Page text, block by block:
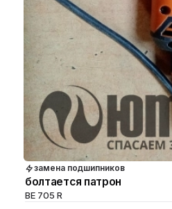
замена подшипников
болтается патрон
BE 705 R